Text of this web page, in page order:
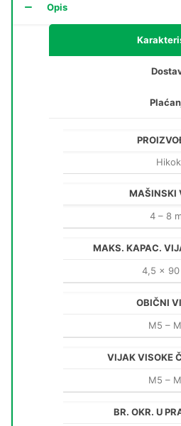
količina
Opis
MAŠINSKI
4 – 8
MAKS. KAPAC.
4,5 x 90
OBIČNI
M5 –
VIJAK VISOKE
M5 –
BR. OKR. U